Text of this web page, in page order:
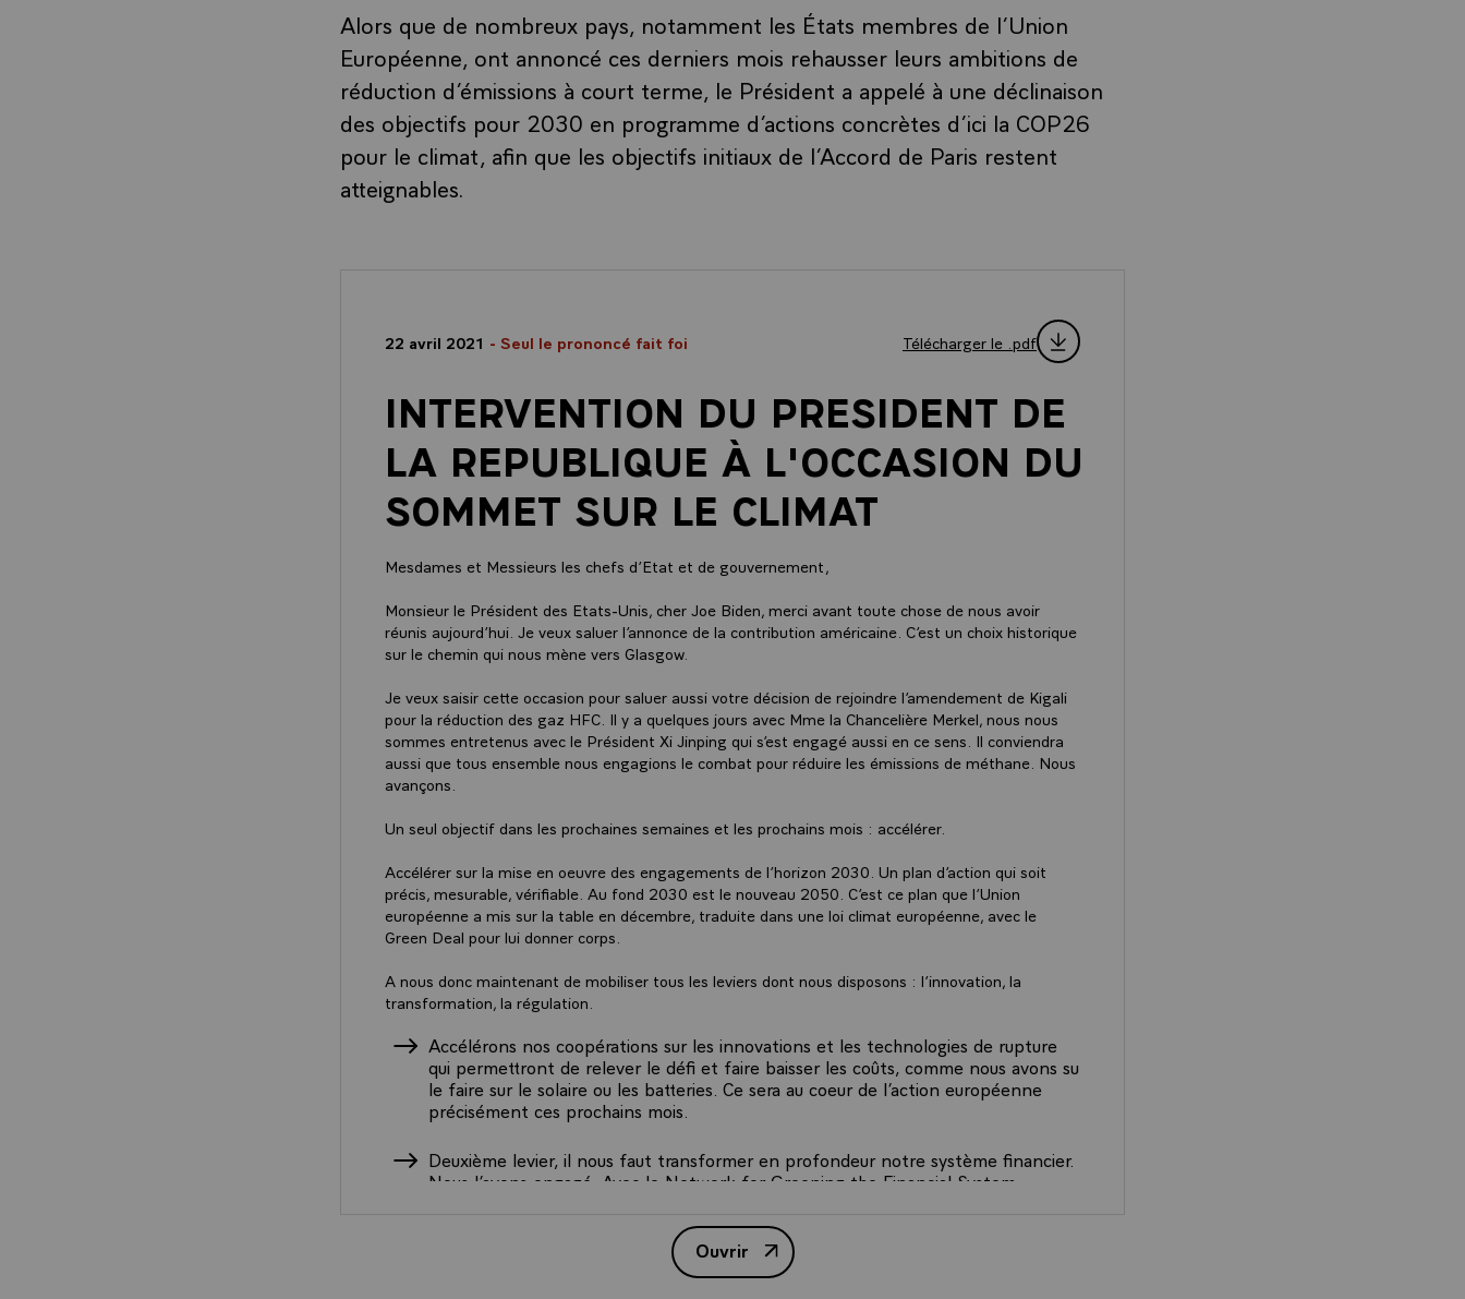
Alors que de nombreux pays, notamment les États membres de l’Union
Européenne, ont annoncé ces derniers mois rehausser leurs ambitions de
réduction d’émissions à court terme, le Président a appelé à une déclinaison
des objectifs pour 2030 en programme d’actions concrètes d’ici la COP26
pour le climat, afin que les objectifs initiaux de l’Accord de Paris restent
atteignables.
22 avril 2021 - Seul le prononcé fait foi Télécharger le .pdf
INTERVENTION DU PRESIDENT DE
LA REPUBLIQUE À L'OCCASION DU
SOMMET SUR LE CLIMAT
Mesdames et Messieurs les chefs d’Etat et de gouvernement,
Monsieur le Président des Etats-Unis, cher Joe Biden, merci avant toute chose de nous avoir
réunis aujourd’hui. Je veux saluer l’annonce de la contribution américaine. C’est un choix historique
sur le chemin qui nous mène vers Glasgow.
Je veux saisir cette occasion pour saluer aussi votre décision de rejoindre l’amendement de Kigali
pour la réduction des gaz HFC. Il y a quelques jours avec Mme la Chancelière Merkel, nous nous
sommes entretenus avec le Président Xi Jinping qui s’est engagé aussi en ce sens. Il conviendra
aussi que tous ensemble nous engagions le combat pour réduire les émissions de méthane. Nous
avançons.
Un seul objectif dans les prochaines semaines et les prochains mois : accélérer.
Accélérer sur la mise en oeuvre des engagements de l’horizon 2030. Un plan d’action qui soit
précis, mesurable, vérifiable. Au fond 2030 est le nouveau 2050. C’est ce plan que l’Union
européenne a mis sur la table en décembre, traduite dans une loi climat européenne, avec le
Green Deal pour lui donner corps.
A nous donc maintenant de mobiliser tous les leviers dont nous disposons : l’innovation, la
transformation, la régulation.
Accélérons nos coopérations sur les innovations et les technologies de rupture
qui permettront de relever le défi et faire baisser les coûts, comme nous avons su
le faire sur le solaire ou les batteries. Ce sera au coeur de l’action européenne
précisément ces prochains mois.
Deuxième levier, il nous faut transformer en profondeur notre système financier.
Nous l’avons engagé. Avec le Network for Greening the Financial System
Climate-related Financial Disclosures (TCFD), nous avons mené aussi, tous
ensemble durant ces dernières années, une initiative profonde, transformante.
Le One Planet a permis de réunir des fonds souverains, des asset managers, des
Ouvrir
INTERVENTION DU PRESIDENT DE LA REPUBLIQUE À L'OCCASION DU SOMMET